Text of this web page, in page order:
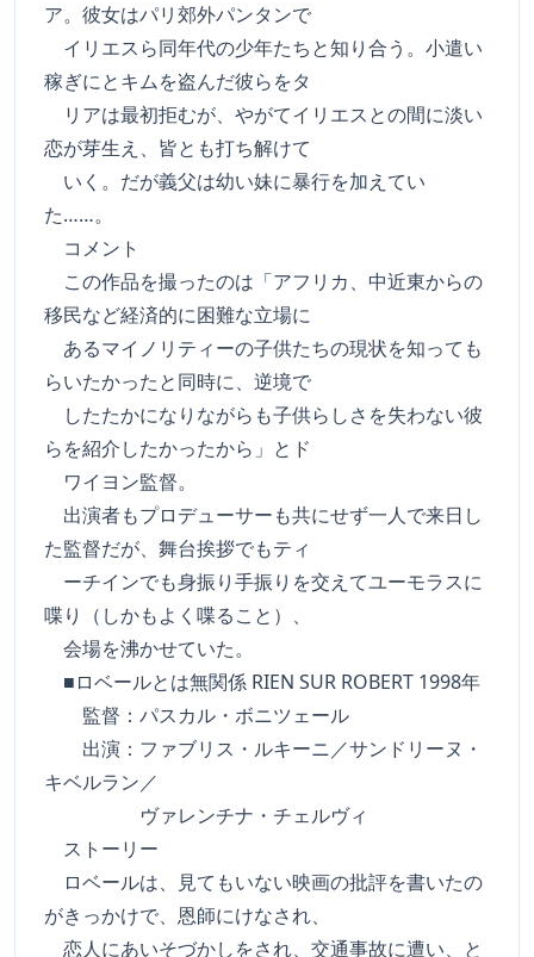
ア。彼女はパリ郊外パンタンで
イリエスら同年代の少年たちと知り合う。小遣い
稼ぎにとキムを盗んだ彼らをタ
リアは最初拒むが、やがてイリエスとの間に淡い
恋が芽生え、皆とも打ち解けて
いく。だが義父は幼い妹に暴行を加えてい
た……。
コメント
この作品を撮ったのは「アフリカ、中近東からの
移民など経済的に困難な立場に
あるマイノリティーの子供たちの現状を知っても
らいたかったと同時に、逆境で
したたかになりながらも子供らしさを失わない彼
らを紹介したかったから」とド
ワイヨン監督。
出演者もプロデューサーも共にせず一人で来日し
た監督だが、舞台挨拶でもティ
ーチインでも身振り手振りを交えてユーモラスに
喋り（しかもよく喋ること）、
会場を沸かせていた。
■ロベールとは無関係 RIEN SUR ROBERT 1998年
監督：パスカル・ボニツェール
出演：ファブリス・ルキーニ／サンドリーヌ・
キベルラン／
ヴァレンチナ・チェルヴィ
ストーリー
ロベールは、見てもいない映画の批評を書いたの
がきっかけで、恩師にけなされ、
恋人にあいそづかしをされ、交通事故に遭い、と